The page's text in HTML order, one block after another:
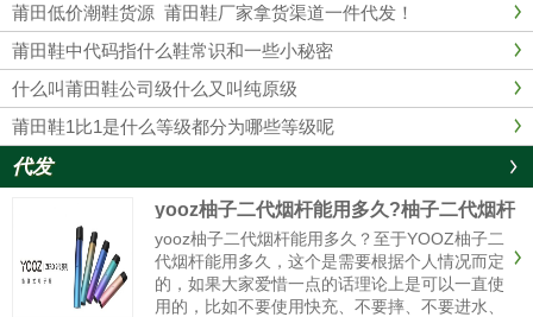
莆田低价潮鞋货源 莆田鞋厂家拿货渠道一件代发！
莆田鞋中代码指什么鞋常识和一些小秘密
什么叫莆田鞋公司级什么又叫纯原级
莆田鞋1比1是什么等级都分为哪些等级呢
代发
yooz柚子二代烟杆能用多久?柚子二代烟杆
yooz柚子二代烟杆能用多久？至于YOOZ柚子二
代烟杆能用多久，这个是需要根据个人情况而定
的，如果大家爱惜一点的话理论上是可以一直使
用的，比如不要使用快充、不要摔、不要进水、